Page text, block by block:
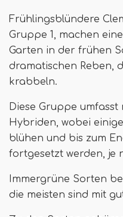
Frühlingsblündere
Gruppe 1, machen
Garten in der frühen
dramatischen Reben,
krabbeln.
Diese Gruppe
Hybriden, wobei
blühen und bis zum
fortgesetzt werden, je
Immergrüne Sorten
die meisten sind mit